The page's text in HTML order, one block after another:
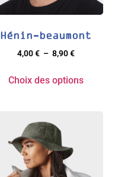
Hénin-beaumont
4,00€ – 8,90€
Choix des options